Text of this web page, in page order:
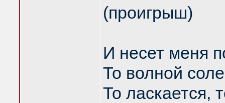
(проигрыш)
И несет меня
То волной
То ласкается,